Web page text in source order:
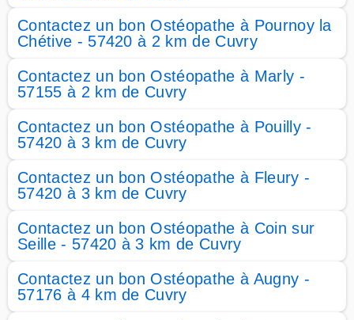
Contactez un bon Ostéopathe à Pournoy la
Chétive - 57420 à 2 km de Cuvry
Contactez un bon Ostéopathe à Marly -
57155 à 2 km de Cuvry
Contactez un bon Ostéopathe à Pouilly -
57420 à 3 km de Cuvry
Contactez un bon Ostéopathe à Fleury -
57420 à 3 km de Cuvry
Contactez un bon Ostéopathe à Coin sur
Seille - 57420 à 3 km de Cuvry
Contactez un bon Ostéopathe à Augny -
57176 à 4 km de Cuvry